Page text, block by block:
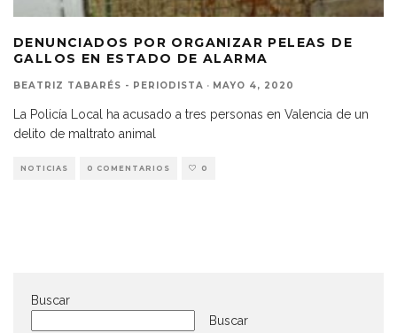
DENUNCIADOS POR ORGANIZAR PELEAS DE
GALLOS EN ESTADO DE ALARMA
BEATRIZ TABARÉS - PERIODISTA · MAYO 4, 2020
La Policía Local ha acusado a tres personas en Valencia de un
delito de maltrato animal
NOTICIAS 0 COMENTARIOS 0
Buscar
Buscar